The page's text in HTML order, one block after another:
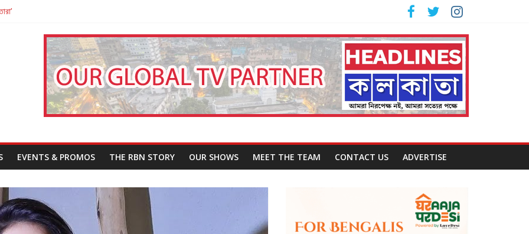
Challenges Our Understanding of Justice
EVENTS & PROMOS THE RBN STORY OUR SHOWS MEET THE TEAM CONTACT US ADVERTISE